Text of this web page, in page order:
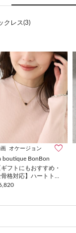
クレス(3)
オケージョン
boutique BonBon
ギフトにもおすすめ・
格対応】ハートトッ
ックレス/長さ調整ス